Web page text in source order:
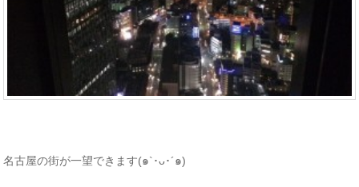
名古屋の街が一望できます(๑`･ᴗ･´๑)